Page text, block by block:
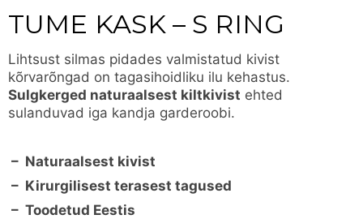
TUME KASK – S RING
Lihtsust silmas pidades valmistatud kivist
kõrvarõngad on tagasihoidliku ilu kehastus.
Sulgkerged naturaalsest kiltkivist ehted
sulanduvad iga kandja garderoobi.
– Naturaalsest kivist
– Kirurgilisest terasest tagused
– Toodetud Eestis